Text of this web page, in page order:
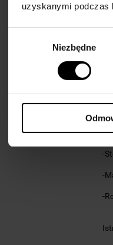
uzyskanymi podczas
Niezbędne
-
-
-
-
-